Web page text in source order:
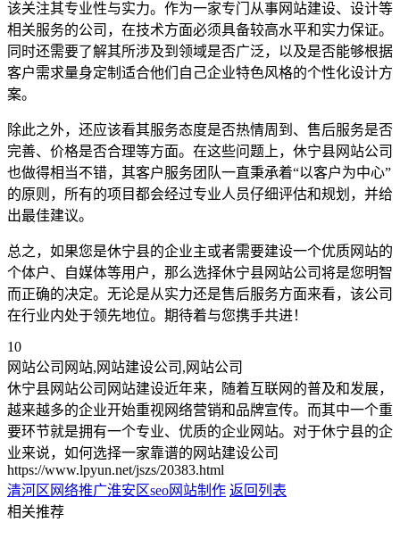
该关注其专业性与实力。作为一家专门从事网站建设、设计等
相关服务的公司，在技术方面必须具备较高水平和实力保证。
同时还需要了解其所涉及到领域是否广泛，以及是否能够根据
客户需求量身定制适合他们自己企业特色风格的个性化设计方
案。
除此之外，还应该看其服务态度是否热情周到、售后服务是否
完善、价格是否合理等方面。在这些问题上，休宁县网站公司
也做得相当不错，其客户服务团队一直秉承着“以客户为中心”
的原则，所有的项目都会经过专业人员仔细评估和规划，并给
出最佳建议。
总之，如果您是休宁县的企业主或者需要建设一个优质网站的
个体户、自媒体等用户，那么选择休宁县网站公司将是您明智
而正确的决定。无论是从实力还是售后服务方面来看，该公司
在行业内处于领先地位。期待着与您携手共进！
10
网站公司网站,网站建设公司,网站公司
休宁县网站公司网站建设近年来，随着互联网的普及和发展，
越来越多的企业开始重视网络营销和品牌宣传。而其中一个重
要环节就是拥有一个专业、优质的企业网站。对于休宁县的企
业来说，如何选择一家靠谱的网站建设公司
https://www.lpyun.net/jszs/20383.html
清河区网络推广淮安区seo网站制作 返回列表
相关推荐